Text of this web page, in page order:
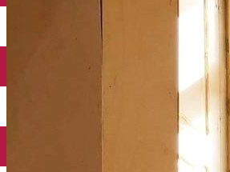
Echitație
Parcuri de aventură
Parcuri
Atracție turistică pentru copii
Toate obiectivele turistice
Monumente
Atracții turistice rurale
Biserici și Mănăstiri
Fortificații, turnuri, ruine